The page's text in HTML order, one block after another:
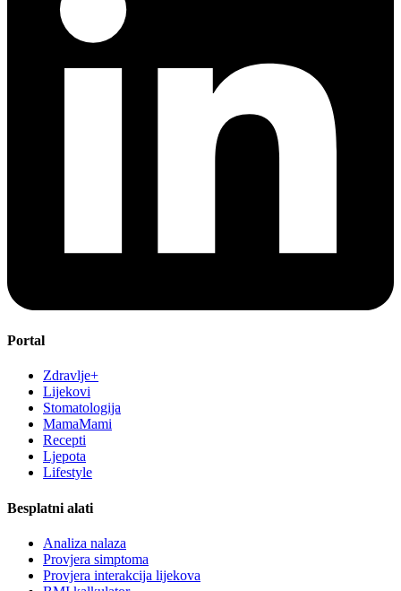
Portal
Zdravlje+
Lijekovi
Stomatologija
MamaMami
Recepti
Ljepota
Lifestyle
Besplatni alati
Analiza nalaza
Provjera simptoma
Provjera interakcija lijekova